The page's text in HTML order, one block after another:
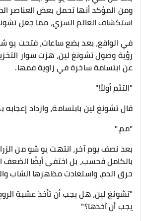
ومن المؤكد أنها تحمل بعض العناصر
استكشاف العالم السري، مما جعل
في الواقع، بعد بضع ساعات، فتحت يو
رؤية وصول تشونغ لين، هزت سوار
عن ابتسامة ساخرة في زاوية فمها.
"التئم أولاً!"
قال تشونغ لين بابتسامة، وازداد إعجابه
"مم."
بعد نصف يوم آخر، انتهت يو شو من
بالكامل فحسب، بل اختفى أيضًا الضعف
حرق الدم، واستعادت مظهرها الشاب
"تشونغ لين، هل يجب أن تأخذ عشبة
يجب أن آخذها؟"